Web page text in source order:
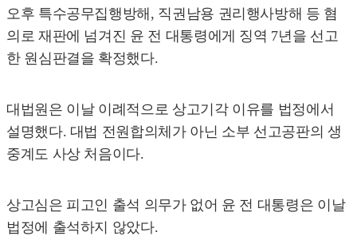
오후 특수공무집행방해, 직권남용 권리행사방해 등 혐
의로 재판에 넘겨진 윤 전 대통령에게 징역 7년을 선고
한 원심판결을 확정했다.
대법원은 이날 이례적으로 상고기각 이유를 법정에서
설명했다. 대법 전원합의체가 아닌 소부 선고공판의 생
중계도 사상 처음이다.
상고심은 피고인 출석 의무가 없어 윤 전 대통령은 이날
법정에 출석하지 않았다.